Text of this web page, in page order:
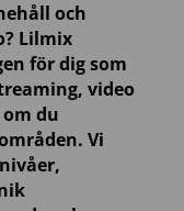
och
Lilmix
för dig som
video
du
Vi